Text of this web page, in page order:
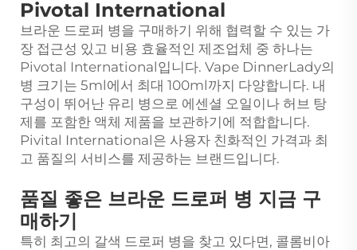
Pivotal International
브라운 드로퍼 병을 구매하기 위해 협력할 수 있는 가
장 접근성 있고 비용 효율적인 제조업체 중 하나는
Pivotal International입니다. Vape DinnerLady의
병 크기는 5ml에서 최대 100ml까지 다양합니다. 내
구성이 뛰어난 유리 병으로 에센셜 오일이나 허브 탕
제를 포함한 액체 제품을 보관하기에 적합합니다.
Pivital International은 사용자 친화적인 가격과 최
고 품질의 서비스를 제공하는 브랜드입니다.
품질 좋은 브라운 드로퍼 병 지금 구
매하기
특히 최고의 갈색 드로퍼 병을 찾고 있다면, 콜롬비아